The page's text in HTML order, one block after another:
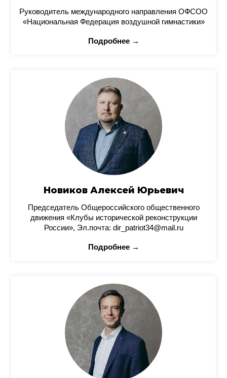
Руководитель международного направления ОФСОО
«Национальная Федерация воздушной гимнастики»
Подробнее →
Новиков Алексей Юрьевич
Председатель Общероссийского общественного
движения «Клубы исторической реконструкции
России», Эл.почта: dir_patriot34@mail.ru
Подробнее →